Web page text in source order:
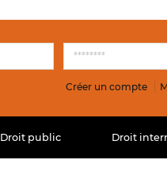
Créer un compte
Droit public Droit